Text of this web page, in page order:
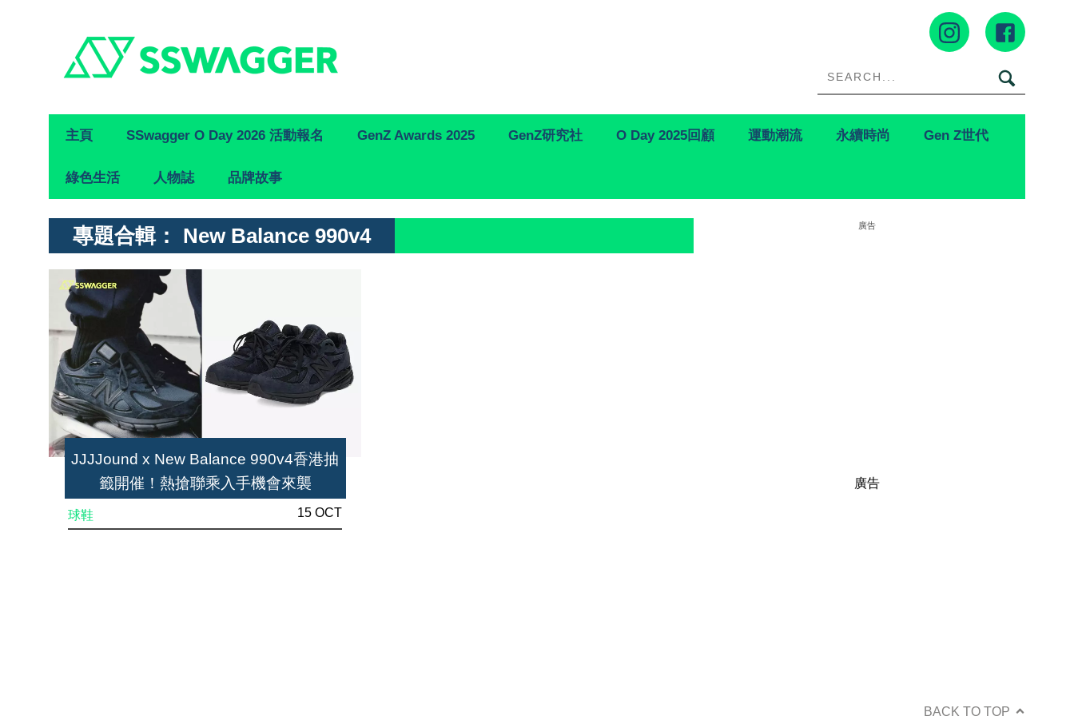
Primary
Navigation
主頁 SSwagger O Day 2026 活動報名 GenZ Awards 2025 GenZ研究社 O Day 2025回顧 運動潮流 永續時尚 Gen Z世代
綠色生活 人物誌 品牌故事
專題合輯： New Balance 990v4
JJJJound x New Balance 990v4香港抽
籤開催！熱搶聯乘入手機會來襲
球鞋 15 OCT
廣告
廣告
BACK TO TOP